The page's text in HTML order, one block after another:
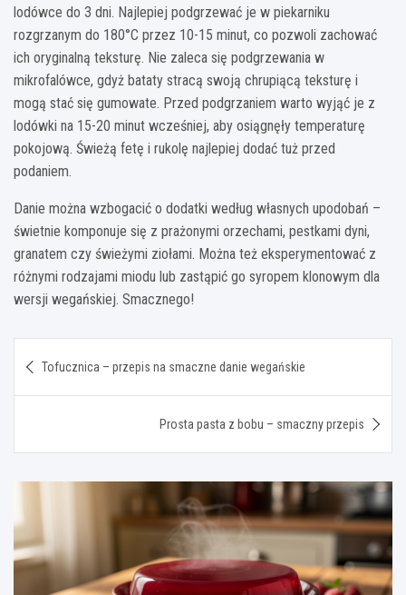
lodówce do 3 dni. Najlepiej podgrzewać je w piekarniku
rozgrzanym do 180°C przez 10-15 minut, co pozwoli zachować
ich oryginalną teksturę. Nie zaleca się podgrzewania w
mikrofalówce, gdyż bataty stracą swoją chrupiącą teksturę i
mogą stać się gumowate. Przed podgrzaniem warto wyjąć je z
lodówki na 15-20 minut wcześniej, aby osiągnęły temperaturę
pokojową. Świeżą fetę i rukolę najlepiej dodać tuż przed
podaniem.
Danie można wzbogacić o dodatki według własnych upodobań –
świetnie komponuje się z prażonymi orzechami, pestkami dyni,
granatem czy świeżymi ziołami. Można też eksperymentować z
różnymi rodzajami miodu lub zastąpić go syropem klonowym dla
wersji wegańskiej. Smacznego!
wpisu
Tofucznica – przepis na smaczne danie wegańskie
Prosta pasta z bobu – smaczny przepis